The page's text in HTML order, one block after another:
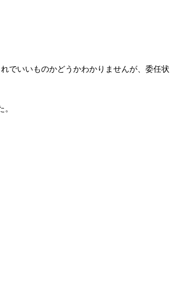
でいいものかどうかわかりませんが、委任状